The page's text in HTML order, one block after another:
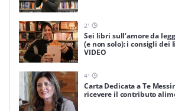
2'
Sei libri sull’amore da
(e non solo): i consigli dei
VIDEO
4'
Carta Dedicata a Te
ricevere il contributo